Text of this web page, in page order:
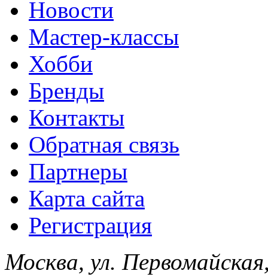
Новости
Мастер-классы
Хобби
Бренды
Контакты
Обратная связь
Партнеры
Карта сайта
Регистрация
Москва, ул.